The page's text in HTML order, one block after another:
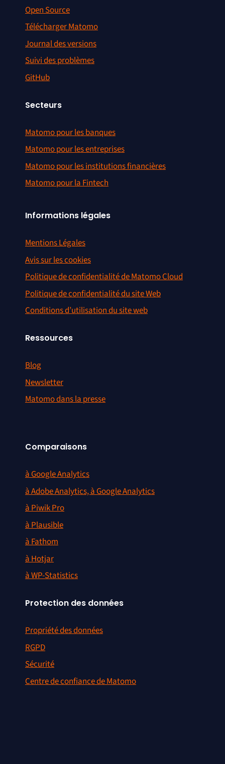
Open Source
Télécharger Matomo
Journal des versions
Suivi des problèmes
GitHub
Secteurs
Matomo pour les banques
Matomo pour les entreprises
Matomo pour les institutions financières
Matomo pour la Fintech
Informations légales
Mentions Légales
Avis sur les cookies
Politique de confidentialité de Matomo Cloud
Politique de confidentialité du site Web
Conditions d’utilisation du site web
Ressources
Blog
Newsletter
Matomo dans la presse
Comparaisons
à Google Analytics
à Adobe Analytics, à Google Analytics
à Piwik Pro
à Plausible
à Fathom
à Hotjar
à WP-Statistics
Protection des données
Propriété des données
RGPD
Sécurité
Centre de confiance de Matomo